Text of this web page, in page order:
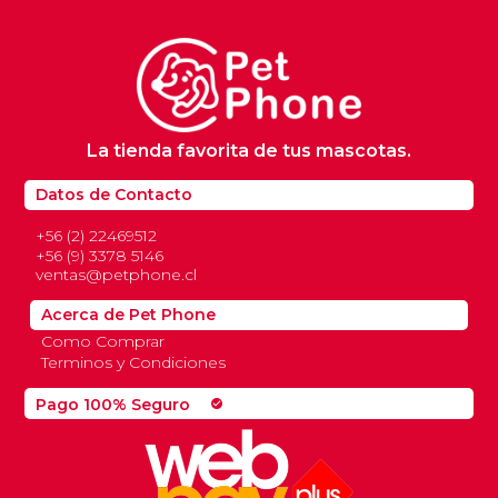
Pago 100% Seguro check_circle
Datos de Contacto
+56 (2) 22469512
+56 (9) 3378 5146
ventas@petphone.cl
La tienda favorita de tus mascotas.
Acerca de Pet Phone
Como Comprar
Terminos y Condiciones